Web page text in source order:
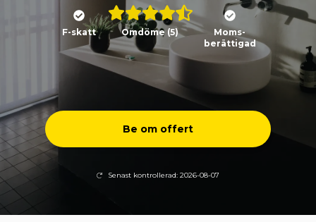
F-skatt Omdöme (5)
Moms-
berättigad
Be om offert
Senast kontrollerad: 2026-08-07